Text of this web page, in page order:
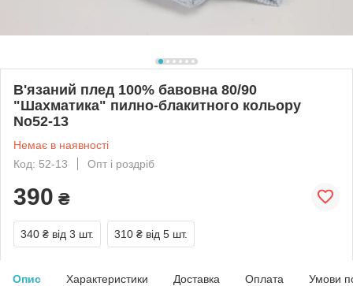
В'язаний плед 100% бавовна 80/90
"Шахматика" пилно-блакитного кольору
No52-13
Немає в наявності
Код: 52-13
Опт і роздріб
390 ₴
340 ₴ від 3 шт. 310 ₴ від 5 шт.
Опис Характеристики Доставка Оплата Умови